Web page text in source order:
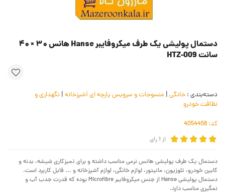
دستمال پولیشی یک طرف میکروفایبر Hanse هانس ۳۰ × ۴۰
سانت HTZ-009
دسته‌بندی : خانگی | منسوجات و سرویس پارچه ای آشپزخانه | نگهداری و
نظافت خودرو
کد:
از 1رای
دستمال یک طرف پولیشی هانس نرمی مناسب داشته و برای تمیزکاری شیشه، بدنه و
کابین خودرو، تلوزیون، مانیتور، لوازم خانگی، لوازم آشپزخانه و ... قابل کاربرد است.
دستمال پولیشی Hanse از جنس میکروفایبر Microfibre بوده که قدرت جدب آب و
نمگیری مناسب دارد.